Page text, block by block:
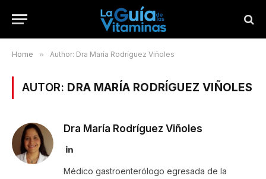
Home » Author: Dra María Rodríguez Viñoles
AUTOR: DRA MARÍA RODRÍGUEZ VIÑOLES
Dra María Rodríguez Viñoles
LinkedIn
Médico gastroenterólogo egresada de la